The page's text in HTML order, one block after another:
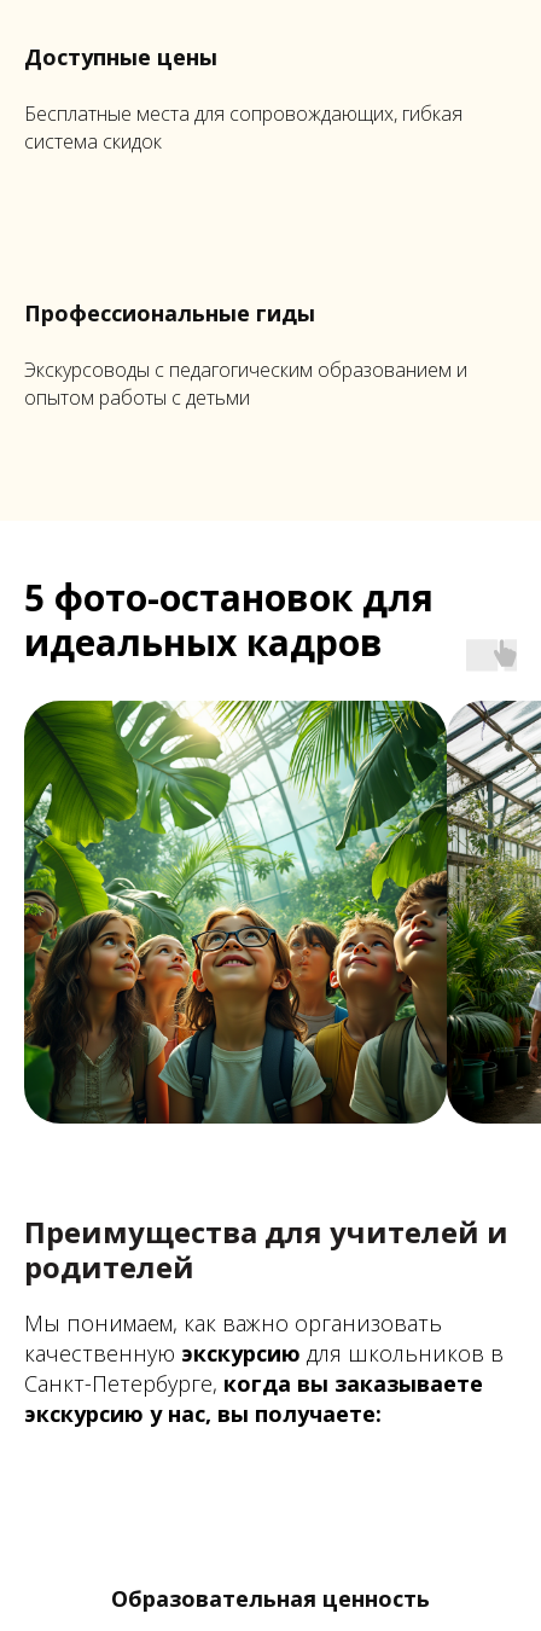
Доступные цены
Бесплатные места для сопровождающих, гибкая
система скидок
Профессиональные гиды
Экскурсоводы с педагогическим образованием и
опытом работы с детьми
5 фото-остановок для
идеальных кадров
Преимущества для учителей и
родителей
Мы понимаем, как важно организовать
качественную экскурсию для школьников в
Санкт-Петербурге, когда вы заказываете
экскурсию у нас, вы получаете:
Образовательная ценность